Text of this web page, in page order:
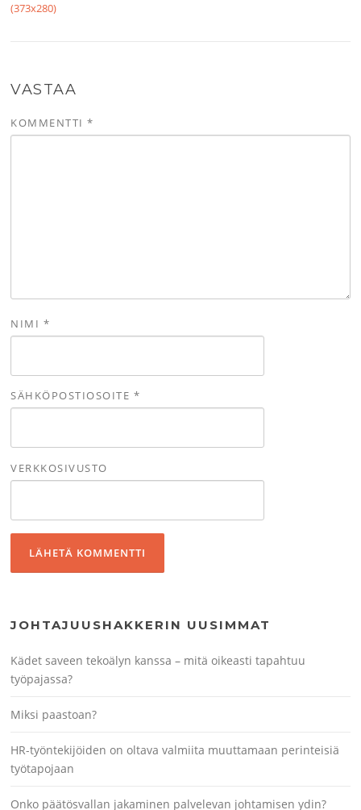
(373x280)
VASTAA
KOMMENTTI*
NIMI *
SÄHKÖPOSTIOSOITE *
VERKKOSIVUSTO
JOHTAJUUSHAKKERIN UUSIMMAT
Kädet saveen tekoälyn kanssa – mitä oikeasti tapahtuu
työpajassa?
Miksi paastoan?
HR-työntekijöiden on oltava valmiita muuttamaan perinteisiä
työtapojaan
Onko päätösvallan jakaminen palvelevan johtamisen ydin?